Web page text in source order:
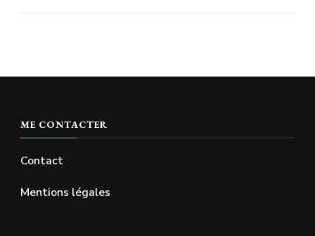
ME CONTACTER
Contact
Mentions légales